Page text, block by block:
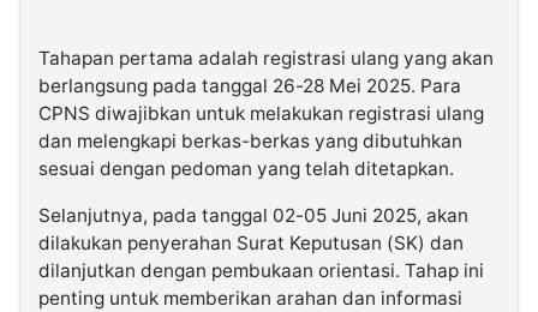
Tahapan pertama adalah registrasi ulang yang akan
berlangsung pada tanggal 26-28 Mei 2025. Para
CPNS diwajibkan untuk melakukan registrasi ulang
dan melengkapi berkas-berkas yang dibutuhkan
sesuai dengan pedoman yang telah ditetapkan.
Selanjutnya, pada tanggal 02-05 Juni 2025, akan
dilakukan penyerahan Surat Keputusan (SK) dan
dilanjutkan dengan pembukaan orientasi. Tahap ini
penting untuk memberikan arahan dan informasi